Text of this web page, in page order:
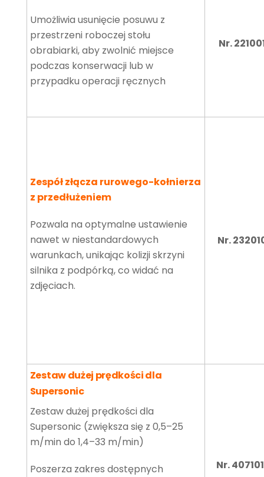
Umożliwia usunięcie posuwu z
przestrzeni roboczej stołu
obrabiarki, aby zwolnić miejsce
podczas konserwacji lub w
przypadku operacji ręcznych
Nr.
Zespół złącza rurowego-kołnierza
z przedłużeniem
Pozwala na optymalne ustawienie
nawet w niestandardowych
warunkach, unikając kolizji skrzyni
silnika z podpórką, co widać na
zdjęciach.
Nr.
Zestaw dużej prędkości dla
Supersonic
Zestaw dużej prędkości dla
Supersonic (zwiększa się z 0,5–25
m/min do 1,4–33 m/min)
Poszerza zakres dostępnych
Nr.